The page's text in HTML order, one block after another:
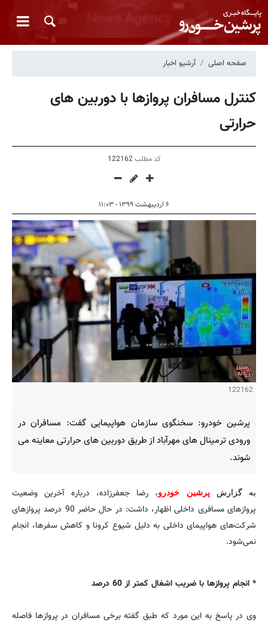
صفحه اصلی آرشیو اخبار
کنترل مسافران پروازها با دوربین های
حرارتی
کد مطلب122162
۶ اردیبهشت ۱۳۹۹ - ۱۱:۰۳
122162
پرشین خودرو: سخنگوی سازمان هواپیمایی گفت: مسافران در
ورودی ترمینال های مهرآباد از طریق دوربین های حرارتی معاینه می
شوند.
به گزارش پرشین خودرو، رضا جعفرزاده، درباره آخرین وضعیت
پروازهای مسافری داخلی اظهار، داشت: در حال حاضر 90 درصد پروازهای
شرکت‌های هواپیمای داخلی به دلیل شیوع کرونا و کاهش سفرها، انجام
نمی‌شود.
* انجام پروازها با ضریب اشغال کمتر از 60 درصد
وی در پاسخ به این مورد که طبق گفته برخی مسافران در پروازها فاصله